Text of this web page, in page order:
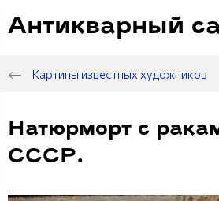
Антикварный
Картины известных художников
Натюрморт с
СССР.